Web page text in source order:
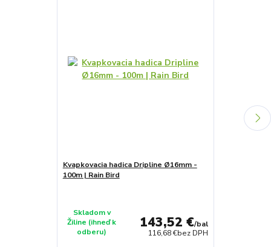
Kvapkovacia hadica Dripline Ø16mm -
100m | Rain Bird
143,52 €/bal
116,68 €bez DPH
Skladom v
Žiline (ihneď k
odberu)